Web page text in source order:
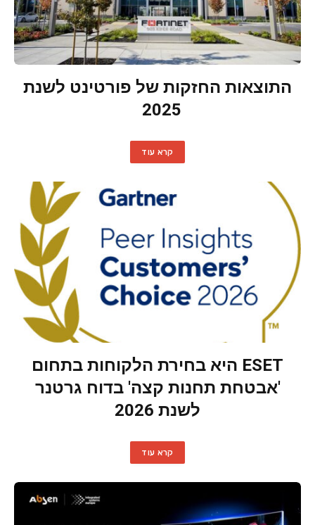
התוצאות החזקות של פורטינט לשנת
2025
קרא עוד
ESET היא בחירת הלקוחות בתחום
'אבטחת תחנות קצה' בדוח גרטנר
לשנת 2026
קרא עוד